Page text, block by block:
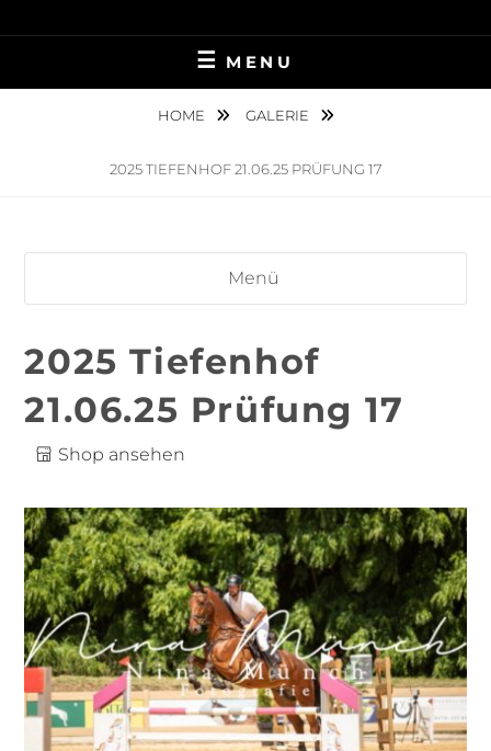
to
NINA MÜNCH
FOTOGRAFIE
MENU
HOME GALERIE
2025 TIEFENHOF 21.06.25 PRÜFUNG 17
Menü
2025 Tiefenhof
21.06.25 Prüfung 17
Shop ansehen